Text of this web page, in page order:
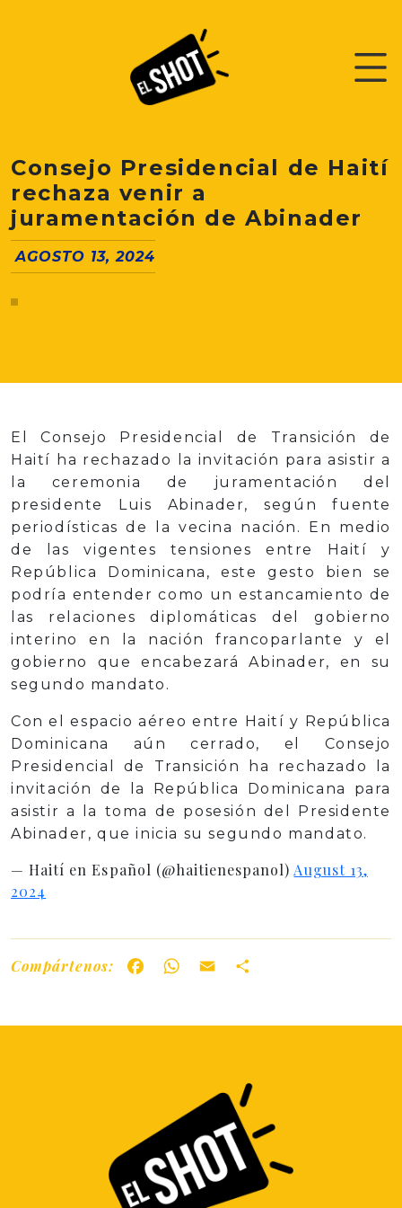
Consejo Presidencial de Haití
rechaza venir a
juramentación de Abinader
AGOSTO 13, 2024
El Consejo Presidencial de Transición de
Haití ha rechazado la invitación para asistir a
la ceremonia de juramentación del
presidente Luis Abinader, según fuente
periodísticas de la vecina nación. En medio
de las vigentes tensiones entre Haití y
República Dominicana, este gesto bien se
podría entender como un estancamiento de
las relaciones diplomáticas del gobierno
interino en la nación francoparlante y el
gobierno que encabezará Abinader, en su
segundo mandato.
Con el espacio aéreo entre Haití y República
Dominicana aún cerrado, el Consejo
Presidencial de Transición ha rechazado la
invitación de la República Dominicana para
asistir a la toma de posesión del Presidente
Abinader, que inicia su segundo mandato.
— Haití en Español (@haitienespanol) August 13,
2024
Compártenos: FacebookWhatsApp
Email